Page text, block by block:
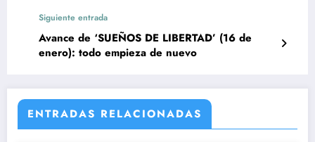
Siguiente entrada
Avance de ‘SUEÑOS DE LIBERTAD’ (16 de
enero): todo empieza de nuevo
ENTRADAS RELACIONADAS